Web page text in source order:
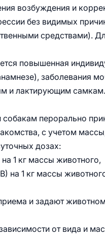
возбуждения и
без видимых
средствами).
повышенная
заболевания
и лактирующим самкам.
перорально
с учетом
дозах:
1 кг массы животного,
на 1 кг массы
и задают
от вида и